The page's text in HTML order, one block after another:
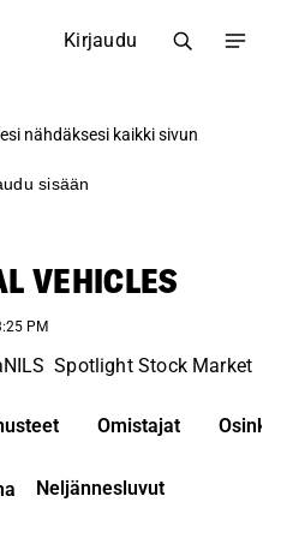
Kirjaudu
nähdäksesi kaikki sivun
sisään
VEHICLES
PM
NILS Spotlight Stock Market
Omistajat Osinko
Neljännesluvut